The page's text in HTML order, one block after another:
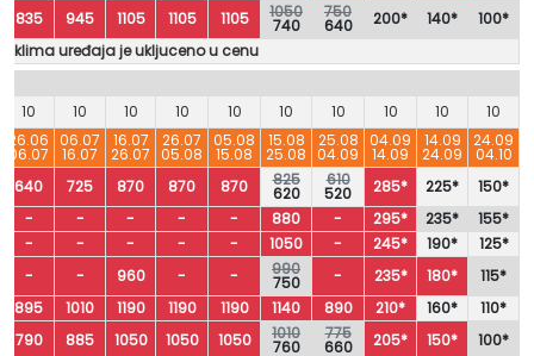
835
945 1105 1105 1105 1050
740
750
640 200* 140*
100*
klima uređaja je ukljuceno u cenu
10 10 10 10 10 10 10 10 10
10
26.06
06.07
06.07
16.07
16.07
26.07
26.07
05.08
05.08
15.08
15.08
25.08
25.08
04.09
04.09
14.09
14.09
24.09
24.09
04.10
640
725 870 870 870 825
620
610
520 285* 225*
150*
-
- - - - 880 - 295* 235*
155*
-
- - - - 1050 - 245* 190*
125*
-
- 960 - - 990
750 - 235* 180*
115*
895
1010 1190 1190 1190 1140 890 210* 160*
110*
790
885 1050 1050 1050 1010
760
775
660 205* 150*
100*